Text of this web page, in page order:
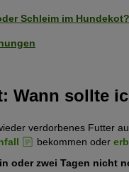
Schleim im Hundekot?
Wann sollte
verdorbenes Futter
bekommen oder
oder zwei Tagen nicht